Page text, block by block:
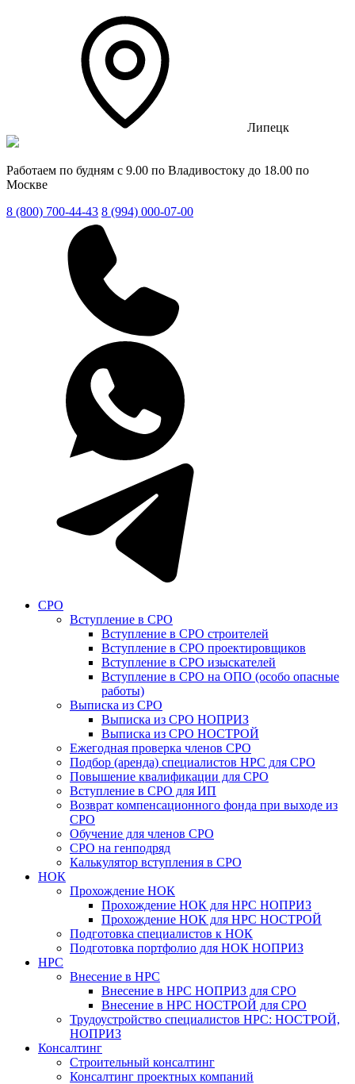
Липецк
Работаем по будням с 9.00 по Владивостоку до 18.00 по
Москве
8 (800) 700-44-43 8 (994) 000-07-00
СРО
Вступление в СРО
Вступление в СРО строителей
Вступление в СРО проектировщиков
Вступление в СРО изыскателей
Вступление в СРО на ОПО (особо опасные
работы)
Выписка из СРО
Выписка из СРО НОПРИЗ
Выписка из СРО НОСТРОЙ
Ежегодная проверка членов СРО
Подбор (аренда) специалистов НРС для СРО
Повышение квалификации для СРО
Вступление в СРО для ИП
Возврат компенсационного фонда при выходе из
СРО
Обучение для членов СРО
СРО на генподряд
Калькулятор вступления в СРО
НОК
Прохождение НОК
Прохождение НОК для НРС НОПРИЗ
Прохождение НОК для НРС НОСТРОЙ
Подготовка специалистов к НОК
Подготовка портфолио для НОК НОПРИЗ
НРС
Внесение в НРС
Внесение в НРС НОПРИЗ для СРО
Внесение в НРС НОСТРОЙ для СРО
Трудоустройство специалистов НРС: НОСТРОЙ,
НОПРИЗ
Консалтинг
Строительный консалтинг
Консалтинг проектных компаний